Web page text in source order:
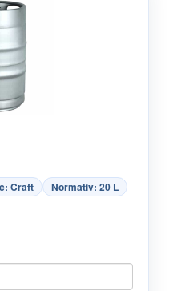
Craft
Normativ: 20 L